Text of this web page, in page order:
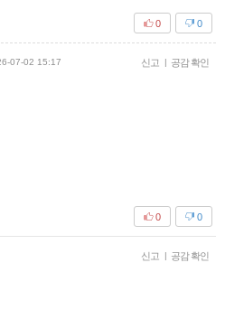
0
0
07-02 15:17 신고 | 공감 확인
0
0
신고 | 공감 확인